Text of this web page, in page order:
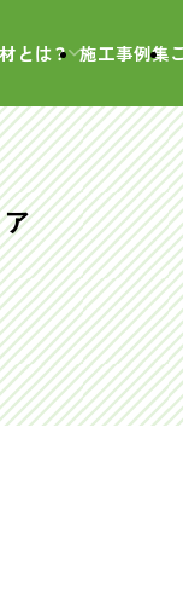
とは？ 施工事例集